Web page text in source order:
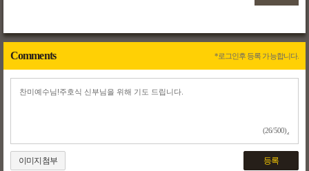
Comments *로그인후 등록 가능합니다.
(26/500)
이미지첨부 등록